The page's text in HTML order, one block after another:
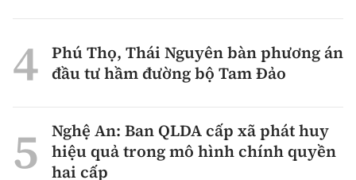
Phú Thọ, Thái Nguyên bàn phương án
đầu tư hầm đường bộ Tam Đảo
Nghệ An: Ban QLDA cấp xã phát huy
hiệu quả trong mô hình chính quyền
hai cấp